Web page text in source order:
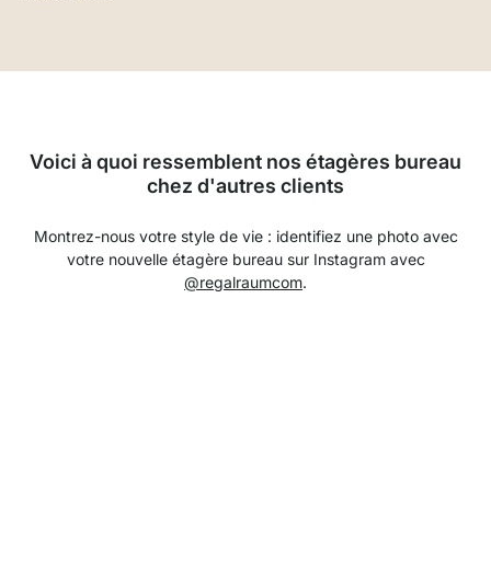
Voici à quoi ressemblent nos étagères bureau
chez d'autres clients
Montrez-nous votre style de vie : identifiez une photo avec
votre nouvelle étagère bureau sur Instagram avec
@regalraumcom.